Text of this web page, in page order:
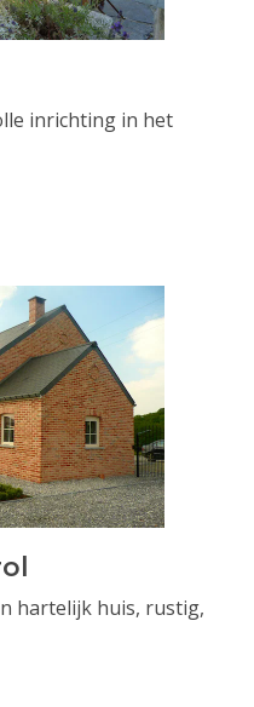
inrichting in het
hartelijk huis, rustig,